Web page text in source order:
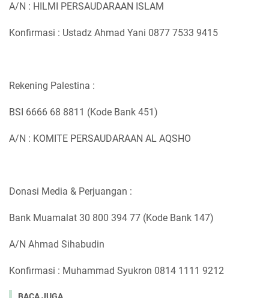
A/N : HILMI PERSAUDARAAN ISLAM
Konfirmasi : Ustadz Ahmad Yani 0877 7533 9415
Rekening Palestina :
BSI 6666 68 8811 (Kode Bank 451)
A/N : KOMITE PERSAUDARAAN AL AQSHO
Donasi Media & Perjuangan :
Bank Muamalat 30 800 394 77 (Kode Bank 147)
A/N Ahmad Sihabudin
Konfirmasi : Muhammad Syukron 0814 1111 9212